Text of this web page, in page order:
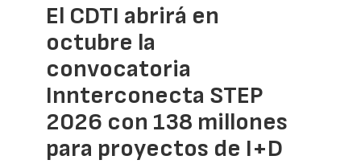
El CDTI abrirá en
octubre la
convocatoria
Innterconecta STEP
2026 con 138 millones
para proyectos de I+D